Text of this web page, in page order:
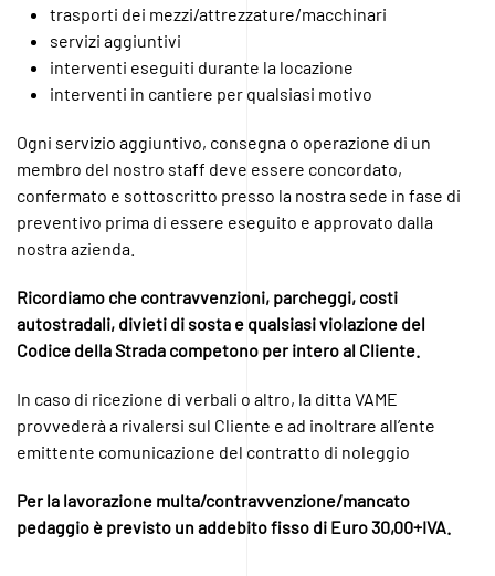
trasporti dei mezzi/attrezzature/macchinari
servizi aggiuntivi
interventi eseguiti durante la locazione
interventi in cantiere per qualsiasi motivo
Ogni servizio aggiuntivo, consegna o operazione di un
membro del nostro staff deve essere concordato,
confermato e sottoscritto presso la nostra sede in fase di
preventivo prima di essere eseguito e approvato dalla
nostra azienda.
Ricordiamo che contravvenzioni, parcheggi, costi
autostradali, divieti di sosta e qualsiasi violazione del
Codice della Strada competono per intero al Cliente.
In caso di ricezione di verbali o altro, la ditta VAME
provvederà a rivalersi sul Cliente e ad inoltrare all’ente
emittente comunicazione del contratto di noleggio
Per la lavorazione multa/contravvenzione/mancato
pedaggio è previsto un addebito fisso di Euro 30,00+IVA.